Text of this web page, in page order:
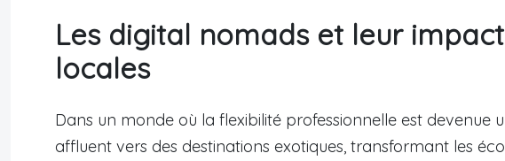
Les digital nomads et leur
locales
Dans un monde où la flexibilité professionnelle est devenue
affluent vers des destinations exotiques, transformant les